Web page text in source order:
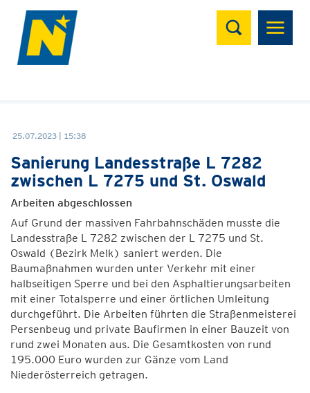
Suchen
25.07.2023 | 15:38
Sanierung Landesstraße L 7282
zwischen L 7275 und St. Oswald
Arbeiten abgeschlossen
Auf Grund der massiven Fahrbahnschäden musste die
Landesstraße L 7282 zwischen der L 7275 und St.
Oswald (Bezirk Melk) saniert werden. Die
Baumaßnahmen wurden unter Verkehr mit einer
halbseitigen Sperre und bei den Asphaltierungsarbeiten
mit einer Totalsperre und einer örtlichen Umleitung
durchgeführt. Die Arbeiten führten die Straßenmeisterei
Persenbeug und private Baufirmen in einer Bauzeit von
rund zwei Monaten aus. Die Gesamtkosten von rund
195.000 Euro wurden zur Gänze vom Land
Niederösterreich getragen.